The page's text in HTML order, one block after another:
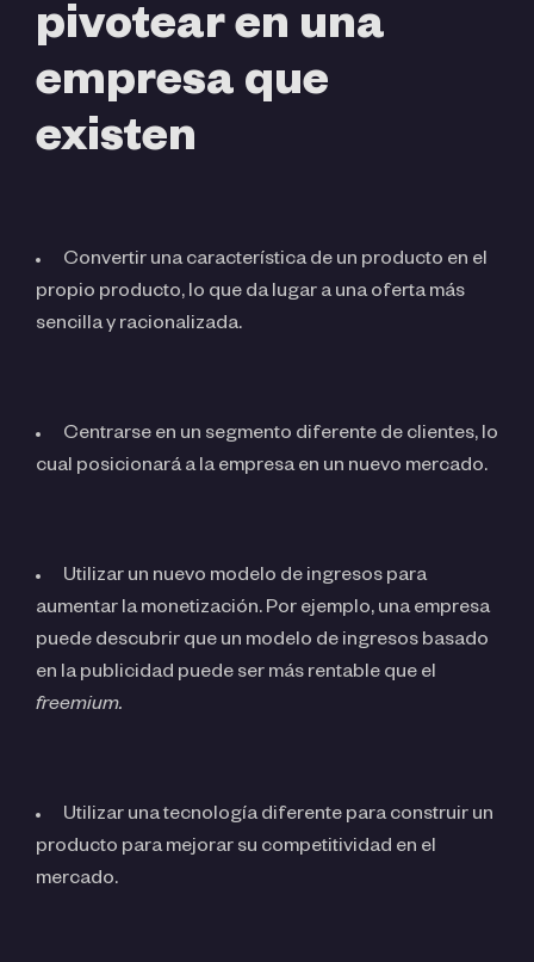
pivotear en una
empresa que
existen
Convertir una característica de un producto en el
propio producto, lo que da lugar a una oferta más
sencilla y racionalizada.
Centrarse en un segmento diferente de clientes, lo
cual posicionará a la empresa en un nuevo mercado.
Utilizar un nuevo modelo de ingresos para
aumentar la monetización. Por ejemplo, una empresa
puede descubrir que un modelo de ingresos basado
en la publicidad puede ser más rentable que el
freemium.
Utilizar una tecnología diferente para construir un
producto para mejorar su competitividad en el
mercado.